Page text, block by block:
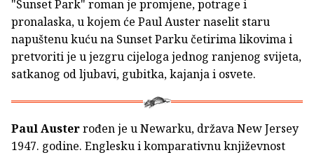
"Sunset Park" roman je promjene, potrage i
pronalaska, u kojem će Paul Auster naselit staru
napuštenu kuću na Sunset Parku četirima likovima i
pretvoriti je u jezgru cijeloga jednog ranjenog svijeta,
satkanog od ljubavi, gubitka, kajanja i osvete.
Paul Austerrođen je u Newarku, država New Jersey
1947. godine. Englesku i komparativnu književnost